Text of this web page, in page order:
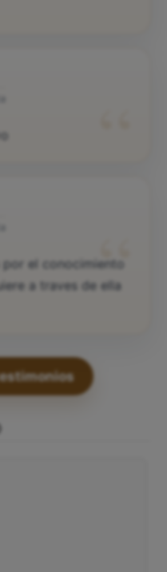
“
por el conocimiento
a traves de ella